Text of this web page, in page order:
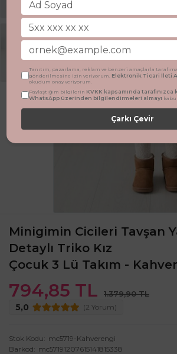
Minigimin Cicileri Tavşan
Detaylı Triko Kız
Çocuk 3 Lü Takım -
794,85 TL 1.379,90 TL
5,0 (2 Yorum)
Stok Kodu
mc5719-Kahverengi
Barkod
mc57191207615141815338
Tanıtım, pazarlama, reklam ve benzeri amaçlarla
gönderilmesine izin veriyorum. Elektronik Ticari İleti
okudum onay veriyorum.
Paylaştığım bilgilerin KVKK kapsamında tarafınızca
WhatsApp üzerinden bilgilendirmeleri almayı
Çarkı Çevir